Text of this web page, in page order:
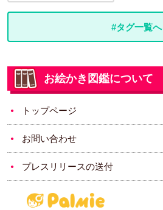
#タグ一覧へ
お絵かき図鑑について
トップページ
お問い合わせ
プレスリリースの送付